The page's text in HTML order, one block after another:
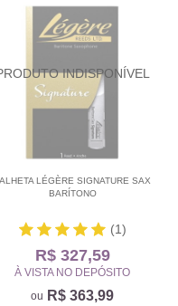
LÉGÈRE SIGNATURE SAX
BARÍTONO
(1)
R$ 327,59
À VISTA NO DEPÓSITO
R$ 363,99